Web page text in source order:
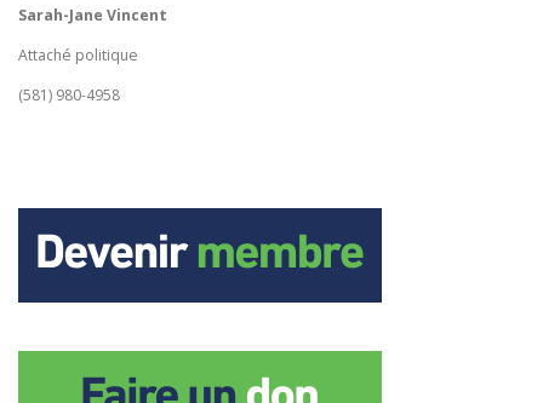
Sarah-Jane Vincent
Attaché politique
(581) 980-4958